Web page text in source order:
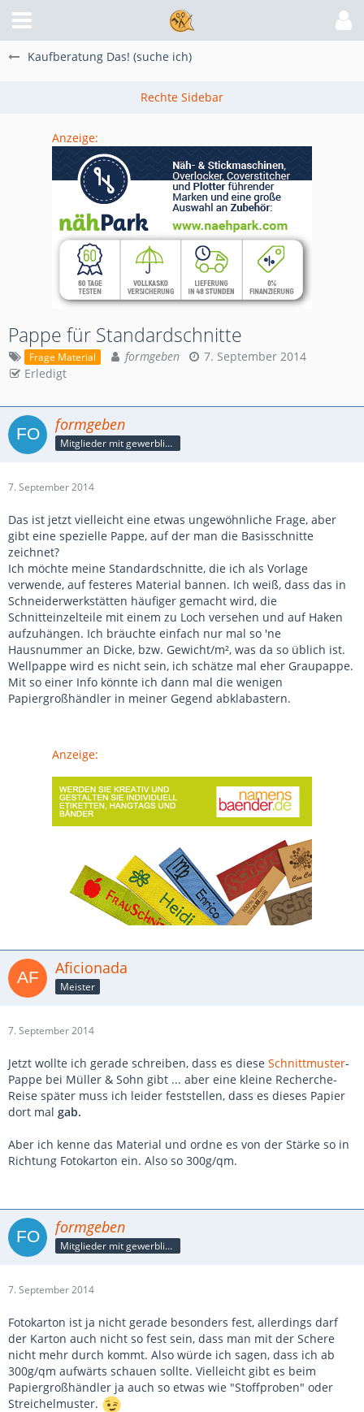
Kaufberatung Das! (suche ich)
Anzeige:
Pappe für Standardschnitte
Frage Material formgeben
7. September 2014
Erledigt
formgeben
Mitglieder mit gewerblicher Verbindung, auch als Mitarbeiter/in
7. September 2014
Das ist jetzt vielleicht eine etwas ungewöhnliche Frage, aber
gibt eine spezielle Pappe, auf der man die Basisschnitte
zeichnet?
Ich möchte meine Standardschnitte, die ich als Vorlage
verwende, auf festeres Material bannen. Ich weiß, dass das in
Schneiderwerkstätten häufiger gemacht wird, die
Schnitteinzelteile mit einem zu Loch versehen und auf Haken
aufzuhängen. Ich bräuchte einfach nur mal so 'ne
Hausnummer an Dicke, bzw. Gewicht/m², was da so üblich ist.
Wellpappe wird es nicht sein, ich schätze mal eher Graupappe.
Mit so einer Info könnte ich dann mal die wenigen
Papiergroßhändler in meiner Gegend abklabastern.
Anzeige:
Aficionada
Meister
7. September 2014
Jetzt wollte ich gerade schreiben, dass es diese Schnittmuster-
Pappe bei Müller & Sohn gibt ... aber eine kleine Recherche-
Reise später muss ich leider feststellen, dass es dieses Papier
dort mal gab.
Aber ich kenne das Material und ordne es von der Stärke so in
Richtung Fotokarton ein. Also so 300g/qm.
formgeben
Mitglieder mit gewerblicher Verbindung, auch als Mitarbeiter/in
7. September 2014
Fotokarton ist ja nicht gerade besonders fest, allerdings darf
der Karton auch nicht so fest sein, dass man mit der Schere
nicht mehr durch kommt. Also würde ich sagen, dass ich ab
300g/qm aufwärts schauen sollte. Vielleicht gibt es beim
Papiergroßhändler ja auch so etwas wie "Stoffproben" oder
Streichelmuster.